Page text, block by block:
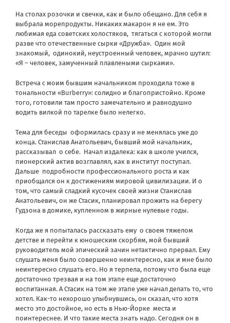
На столах розочки и свечки, как и было обещано. Для себя я
выбрала морепродукты. Никаких макарон я не ем. Это
любимая еда советских холостяков, тягаться с которой могли
разве что отечественные сырки «Дружба». Один мой
знакомый, одинокий, неустроенный человек, мрачно шутил:
«Я – человек, замученный плавлеными сырками».
Встреча с моим бывшим начальником проходила тоже в
тональности «Burberry»: солидно и благопристойно. Кроме
того, готовили там просто замечательно и равнодушно
водить вилкой по тарелке было нелегко.
Тема для беседы оформилась сразу и не менялась уже до
конца. Станислав Анатольевич, бывший мой начальник,
рассказывал о себе. Начал издалека: как в школе учился,
пионерский актив возглавлял, как в институт поступал.
Дальше подробности профессионального роста и как
приобщался он к достижениям мировой цивилизации. И о
том, что самый сладкий кусочек своей жизни Станислав
Анатольевич, он же Стасик, планировал прожить на берегу
Гудзона в домике, купленном в жирные нулевые годы.
Когда же я попыталась рассказать ему о своем тяжелом
детстве и перейти к юношеским скорбям, мой бывший
руководитель мой эпический зачин нетактично прервал. Ему
слушать меня было совершенно неинтересно, как и мне было
неинтересно слушать его. Но я терпела, потому что была еще
достаточно трезвая и на том этапе еще достаточно
воспитанная. А Стасик на том же этапе уже начал делать то, что
хотел. Как-то нехорошо улыбнувшись, он сказал, что хотя
место это достойное, но есть в Нью-Йорке места и
поинтереснее. И что такие места знать надо. Сегодня он в